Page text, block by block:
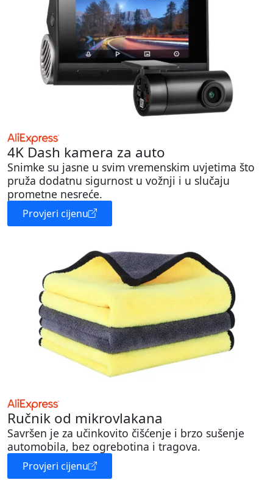
4K Dash kamera za auto
Snimke su jasne u svim vremenskim uvjetima što
pruža dodatnu sigurnost u vožnji i u slučaju
prometne nesreće.
Provjeri cijenu
Ručnik od mikrovlakana
Savršen je za učinkovito čišćenje i brzo sušenje
automobila, bez ogrebotina i tragova.
Provjeri cijenu